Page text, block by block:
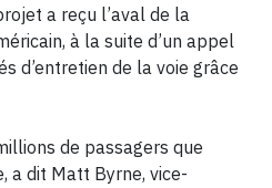
a reçu l’aval de la
à la suite d’un appel
d’entretien de la voie grâce
de passagers que
a dit Matt Byrne, vice-